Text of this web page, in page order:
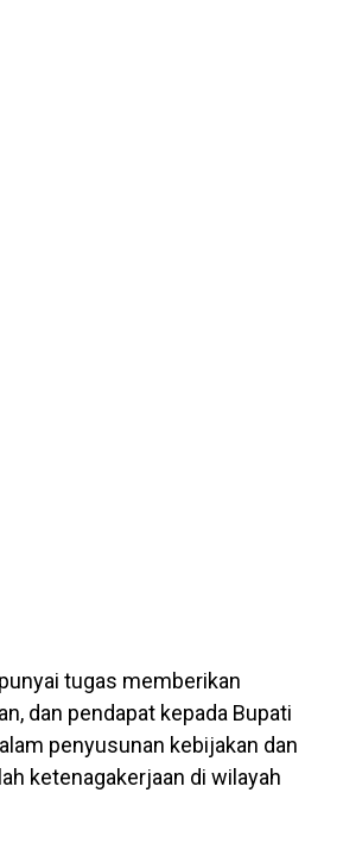
tugas memberikan
dan pendapat kepada Bupati
penyusunan kebijakan dan
ketenagakerjaan di wilayah